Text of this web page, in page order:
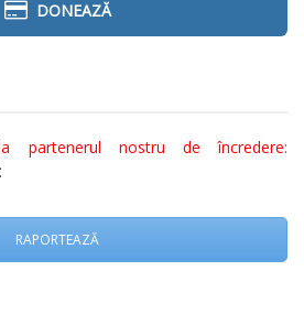
DONEAZĂ
partenerul nostru de încredere:
RAPORTEAZĂ